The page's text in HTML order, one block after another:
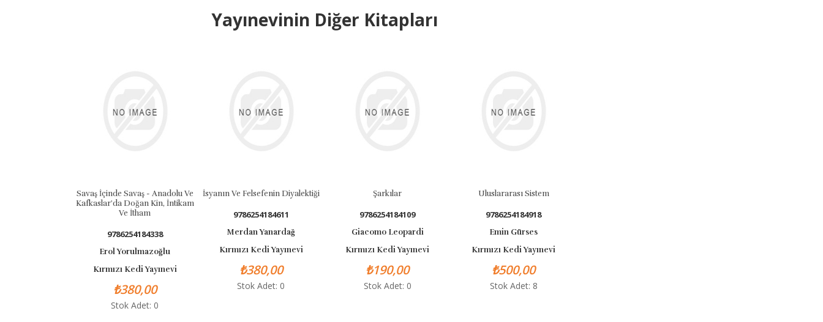
Yayınevinin Diğer Kitapları
Savaş İçinde Savaş - Anadolu Ve
Kafkaslar'da Doğan Kin, İntikam
Ve İtham
9786254184338
Erol Yorulmazoğlu
Kırmızı Kedi Yayınevi
₺380,00
Stok Adet: 0
İsyanın Ve Felsefenin Diyalektiği
9786254184611
Merdan Yanardağ
Kırmızı Kedi Yayınevi
₺380,00
Stok Adet: 0
Şarkılar
9786254184109
Giacomo Leopardi
Kırmızı Kedi Yayınevi
₺190,00
Stok Adet: 0
Uluslararası Sistem
9786254184918
Emin Gürses
Kırmızı Kedi Yayınevi
₺500,00
Stok Adet: 8